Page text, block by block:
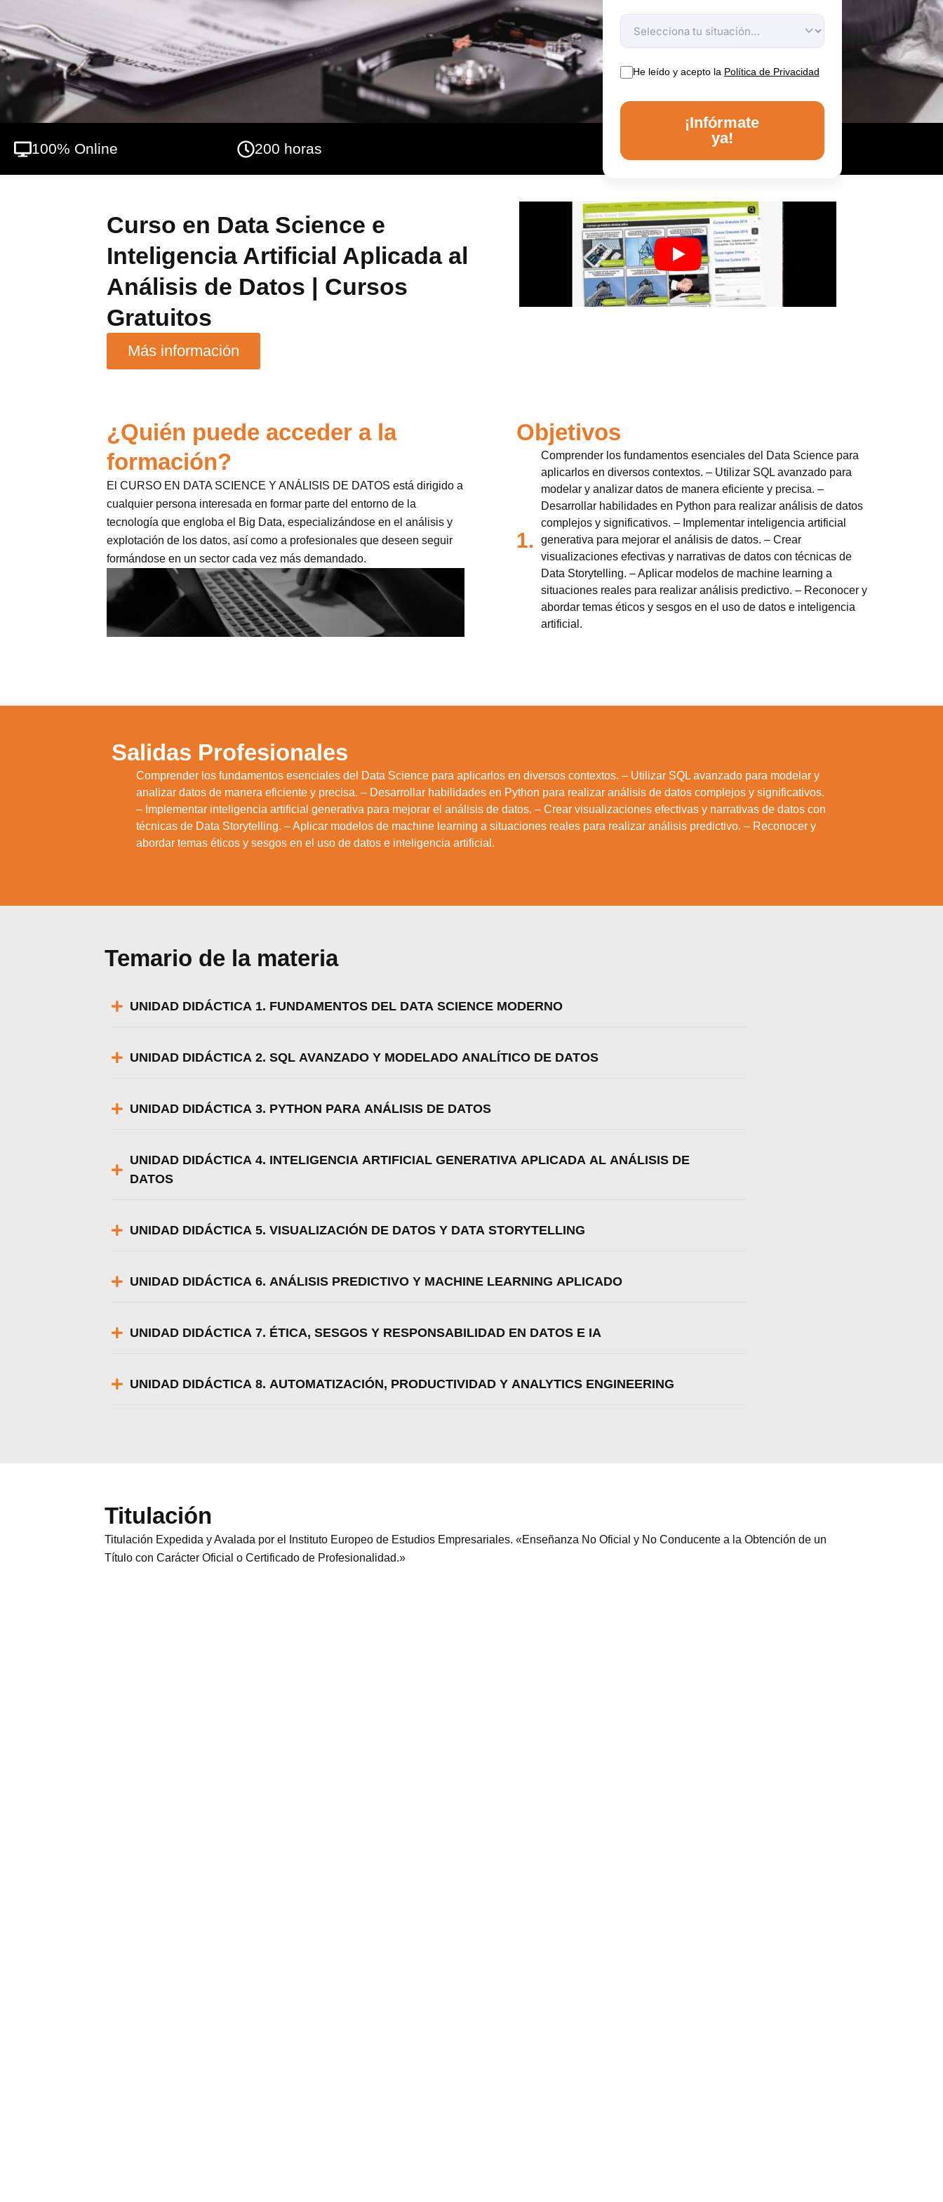
machine learning, incorporando la inteligencia artificial generativa. Además, te formarás en ética y
responsabilidad, asegurando un enfoque consciente y justo en el manejo de datos. La
automatización y la productividad son ejes centrales que te permitirán optimizar procesos y
maximizar resultados. Participar en este curso te posicionará a la vanguardia, abriéndote a
nuevas oportunidades profesionales en un mercado laboral en expansión.
He leído y acepto la Política de Privacidad
¡Infórmate
ya!
100% Online 200 horas
Curso en Data Science e
Inteligencia Artificial Aplicada al
Análisis de Datos | Cursos
Gratuitos
Más información
¿Quién puede acceder a la
formación?
El CURSO EN DATA SCIENCE Y ANÁLISIS DE DATOS está dirigido a
cualquier persona interesada en formar parte del entorno de la
tecnología que engloba el Big Data, especializándose en el análisis y
explotación de los datos, así como a profesionales que deseen seguir
formándose en un sector cada vez más demandado.
Objetivos
1.
Comprender los fundamentos esenciales del Data Science para
aplicarlos en diversos contextos. – Utilizar SQL avanzado para
modelar y analizar datos de manera eficiente y precisa. –
Desarrollar habilidades en Python para realizar análisis de datos
complejos y significativos. – Implementar inteligencia artificial
generativa para mejorar el análisis de datos. – Crear
visualizaciones efectivas y narrativas de datos con técnicas de
Data Storytelling. – Aplicar modelos de machine learning a
situaciones reales para realizar análisis predictivo. – Reconocer y
abordar temas éticos y sesgos en el uso de datos e inteligencia
artificial.
Salidas Profesionales
Comprender los fundamentos esenciales del Data Science para aplicarlos en diversos contextos. – Utilizar SQL avanzado para modelar y
analizar datos de manera eficiente y precisa. – Desarrollar habilidades en Python para realizar análisis de datos complejos y significativos.
– Implementar inteligencia artificial generativa para mejorar el análisis de datos. – Crear visualizaciones efectivas y narrativas de datos con
técnicas de Data Storytelling. – Aplicar modelos de machine learning a situaciones reales para realizar análisis predictivo. – Reconocer y
abordar temas éticos y sesgos en el uso de datos e inteligencia artificial.
Temario de la materia
UNIDAD DIDÁCTICA 1. FUNDAMENTOS DEL DATA SCIENCE MODERNO
UNIDAD DIDÁCTICA 2. SQL AVANZADO Y MODELADO ANALÍTICO DE DATOS
UNIDAD DIDÁCTICA 3. PYTHON PARA ANÁLISIS DE DATOS
UNIDAD DIDÁCTICA 4. INTELIGENCIA ARTIFICIAL GENERATIVA APLICADA AL ANÁLISIS DE
DATOS
UNIDAD DIDÁCTICA 5. VISUALIZACIÓN DE DATOS Y DATA STORYTELLING
UNIDAD DIDÁCTICA 6. ANÁLISIS PREDICTIVO Y MACHINE LEARNING APLICADO
UNIDAD DIDÁCTICA 7. ÉTICA, SESGOS Y RESPONSABILIDAD EN DATOS E IA
UNIDAD DIDÁCTICA 8. AUTOMATIZACIÓN, PRODUCTIVIDAD Y ANALYTICS ENGINEERING
Titulación
Titulación Expedida y Avalada por el Instituto Europeo de Estudios Empresariales. «Enseñanza No Oficial y No Conducente a la Obtención de un
Título con Carácter Oficial o Certificado de Profesionalidad.»
ajustes.